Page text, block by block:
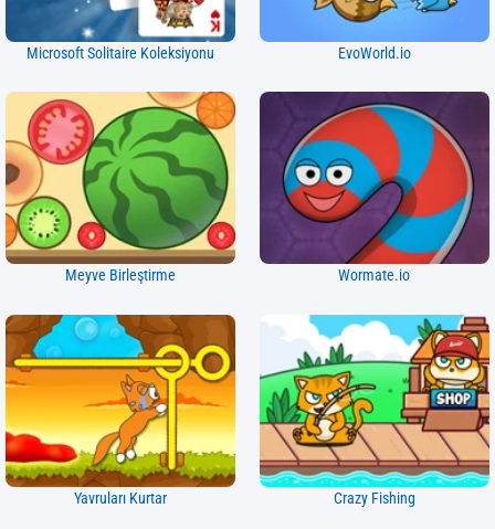
Microsoft Solitaire Koleksiyonu EvoWorld.io
Meyve Birleştirme Wormate.io
Yavruları Kurtar Crazy Fishing